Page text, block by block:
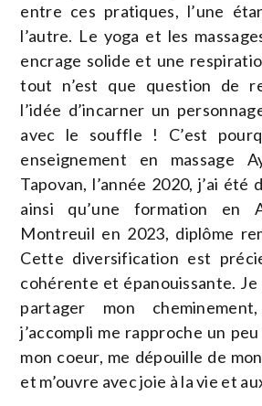
entre ces pratiques, l’une
l’autre. Le yoga et les
encrage solide et une
tout n’est que question de
l’idée d’incarner un
avec le souffle ! C’est
enseignement en massage
Tapovan, l’année 2020, j’ai été
ainsi qu’une formation en
Montreuil en 2023, diplôme
Cette diversification est
cohérente et épanouissante. Je
partager mon
j’accompli me rapproche un
mon coeur, me dépouille de
et m’ouvre avec joie à la vie et